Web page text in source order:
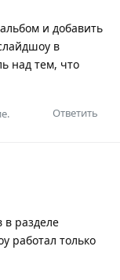
и добавить
в
над тем, что
Ответить
в разделе
работал только